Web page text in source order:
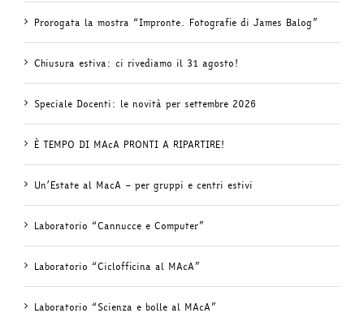
Prorogata la mostra “Impronte. Fotografie di James Balog”
Chiusura estiva: ci rivediamo il 31 agosto!
Speciale Docenti: le novità per settembre 2026
È TEMPO DI MAcA PRONTI A RIPARTIRE!
Un’Estate al MacA – per gruppi e centri estivi
Laboratorio “Cannucce e Computer”
Laboratorio “Ciclofficina al MAcA”
Laboratorio “Scienza e bolle al MAcA”